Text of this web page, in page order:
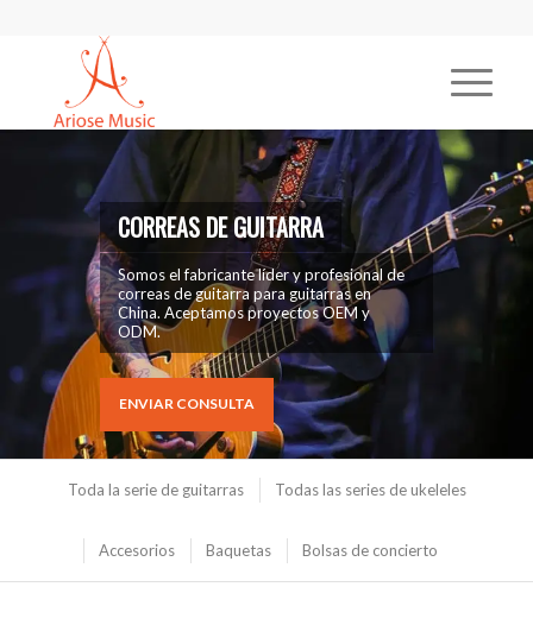
CORREAS DE GUITARRA
Somos el fabricante líder y profesional de
correas de guitarra para guitarras en
China. Aceptamos proyectos OEM y
ODM.
ENVIAR CONSULTA
Toda la serie de guitarras Todas las series de ukeleles
Accesorios Baquetas Bolsas de concierto